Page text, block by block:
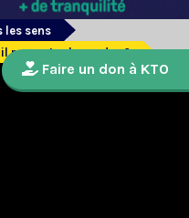
les sens
respecter les codes ?
Faire un don à KTO